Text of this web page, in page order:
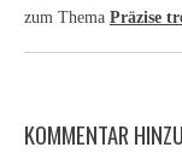
zum Thema Präzise
KOMMENTAR